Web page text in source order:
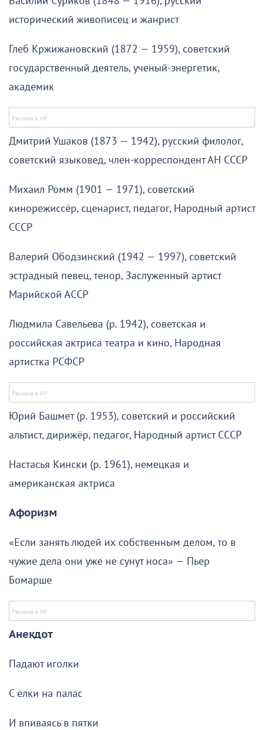
исторический живописец и жанрист
Глеб Кржижановский (1872 — 1959), советский
государственный деятель, ученый-энергетик,
академик
Дмитрий Ушаков (1873 — 1942), русский филолог,
советский языковед, член-корреспондент АН СССР
Михаил Ромм (1901 — 1971), советский
кинорежиссёр, сценарист, педагог, Народный артист
СССР
Валерий Ободзинский (1942 — 1997), советский
эстрадный певец, тенор, Заслуженный артист
Марийской АССР
Людмила Савельева (р. 1942), советская и
российская актриса театра и кино, Народная
артистка РСФСР
Юрий Башмет (р. 1953), советский и российский
альтист, дирижёр, педагог, Народный артист СССР
Настасья Кински (р. 1961), немецкая и
американская актриса
Афоризм
«Если занять людей их собственным делом, то в
чужие дела они уже не сунут носа» — Пьер
Бомарше
Анекдот
Падают иголки
С ёлки на палас
И впиваясь в пятки